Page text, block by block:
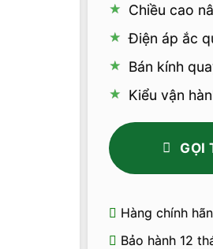
Chiều cao
Điện áp ắc
Bán kính
Kiểu vận
GỌI
Hàng chính
Bảo hành 12